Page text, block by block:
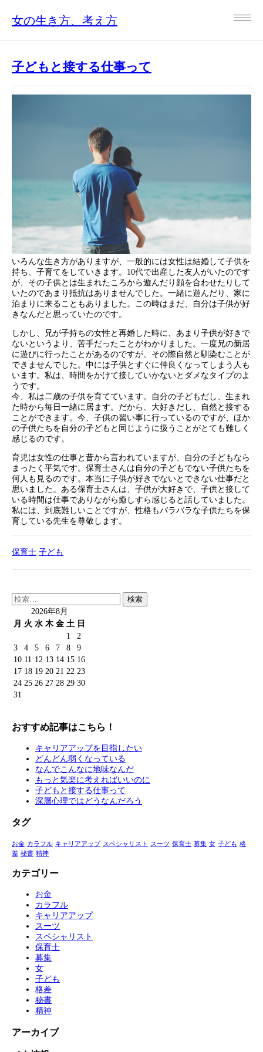
女の生き方、考え方
子どもと接する仕事って
いろんな生き方がありますが、一般的には女性は結婚して子供を
持ち、子育てをしていきます。10代で出産した友人がいたのです
が、その子供とは生まれたころから遊んだり顔を合わせたりして
いたのであまり抵抗はありませんでした。一緒に遊んだり、家に
泊まりに来ることもありました。この時はまだ、自分は子供が好
きなんだと思っていたのです。
しかし、兄が子持ちの女性と再婚した時に、あまり子供が好きで
ないというより、苦手だったことがわかりました。一度兄の新居
に遊びに行ったことがあるのですが、その際自然と馴染むことが
できませんでした。中には子供とすぐに仲良くなってしまう人も
います。私は、時間をかけて接していかないとダメなタイプのよ
うです。
今、私は二歳の子供を育てています。自分の子どもだし、生まれ
た時から毎日一緒に居ます。だから、大好きだし、自然と接する
ことができます。今、子供の習い事に行っているのですが、ほか
の子供たちを自分の子どもと同じように扱うことがとても難しく
感じるのです。
育児は女性の仕事と昔から言われていますが、自分の子どもなら
まったく平気です。保育士さんは自分の子どもでない子供たちを
何人も見るのです。本当に子供が好きでないとできない仕事だと
思いました。ある保育士さんは、子供が大好きで、子供と接して
いる時間は仕事でありながら癒しすら感じると話していました。
私には、到底難しいことですが、性格もバラバラな子供たちを保
育している先生を尊敬します。
保育士 子ども
検
索:
2026年8月
月 火 水 木 金 土 日
1
2
3
4 5 6 7 8
9
10 11 12 13 14 15 16
17 18 19 20 21 22 23
24 25 26 27 28 29 30
31
おすすめ記事はこちら！
キャリアアップを目指したい
どんどん弱くなっている
なんでこんなに地味なんだ
もっと気楽に考えればいいのに
子どもと接する仕事って
深層心理ではどうなんだろう
タグ
お金 カラフル キャリアアップ スペシャリスト スーツ 保育士 募集 女 子ども 格
差 秘書 精神
カテゴリー
お金
カラフル
キャリアアップ
スーツ
スペシャリスト
保育士
募集
女
子ども
格差
秘書
精神
アーカイブ